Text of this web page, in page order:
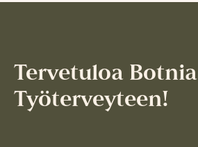
Tervetuloa Botnia
Työterveyteen!